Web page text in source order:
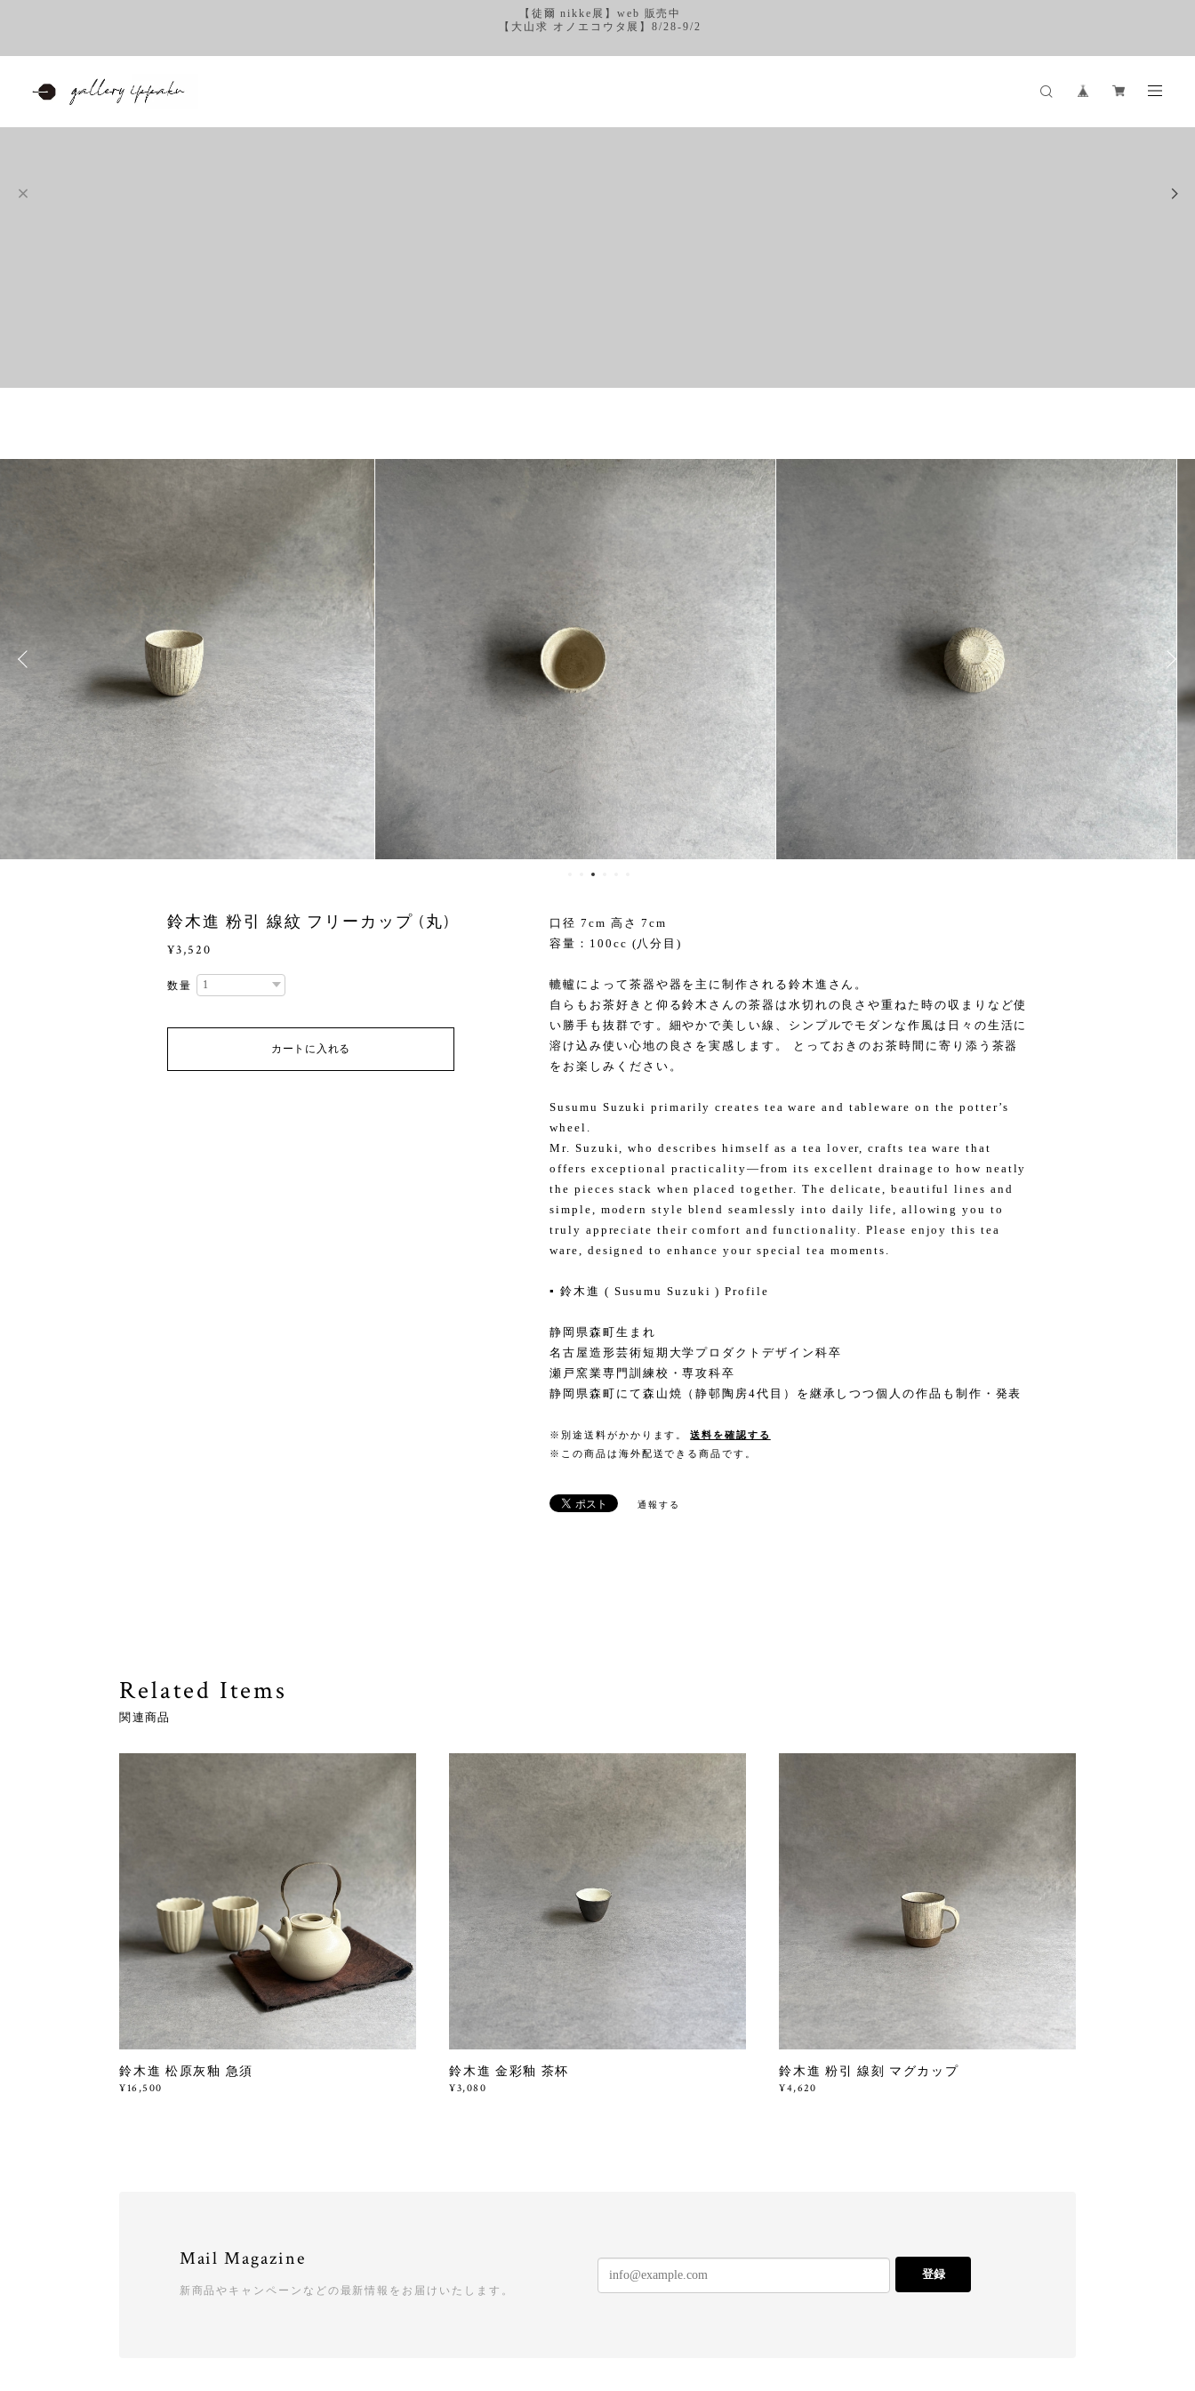
【徒爾 nikke展】web 販売中
【大山求 オノエコウタ展】8/28-9/2
鈴木進 粉引 線紋 フリーカップ (丸)
¥3,520
数量
カートに入れる
口径 7cm 高さ 7cm
容量：100cc (八分目)
轆轤によって茶器や器を主に制作される鈴木進さん。
自らもお茶好きと仰る鈴木さんの茶器は水切れの良さや重ねた時の収まりなど使
い勝手も抜群です。細やかで美しい線、シンプルでモダンな作風は日々の生活に
溶け込み使い心地の良さを実感します。 とっておきのお茶時間に寄り添う茶器
をお楽しみください。
Susumu Suzuki primarily creates tea ware and tableware on the potter’s
wheel.
Mr. Suzuki, who describes himself as a tea lover, crafts tea ware that
offers exceptional practicality—from its excellent drainage to how neatly
the pieces stack when placed together. The delicate, beautiful lines and
simple, modern style blend seamlessly into daily life, allowing you to
truly appreciate their comfort and functionality. Please enjoy this tea
ware, designed to enhance your special tea moments.
▪️ 鈴木進 ( Susumu Suzuki ) Profile
静岡県森町生まれ
名古屋造形芸術短期大学プロダクトデザイン科卒
瀬戸窯業専門訓練校・専攻科卒
静岡県森町にて森山焼（静邨陶房4代目）を継承しつつ個人の作品も制作・発表
※別途送料がかかります。
送料を確認する
※この商品は海外配送できる商品です。
通報する
Related Items
関連商品
鈴木進 松原灰釉 急須
¥16,500
鈴木進 金彩釉 茶杯
¥3,080
鈴木進 粉引 線刻 マグカップ
¥4,620
Mail Magazine
新商品やキャンペーンなどの最新情報をお届けいたします。
登録